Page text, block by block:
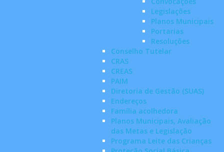
Legislações
Planos Municipais
Portarias
Resoluções
Conselho Tutelar
CRAS
CREAS
PAIM
Diretoria de Gestão (SUAS)
Endereços
Família acolhedora
Planos Municipais, Avaliação
das Metas e Legislação
Programa Leite das Crianças